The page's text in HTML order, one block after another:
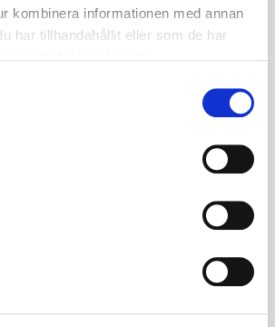
kombinera informationen med annan
har tillhandahållit eller som de har
UP SYSTEM
med upp-och nerljus för